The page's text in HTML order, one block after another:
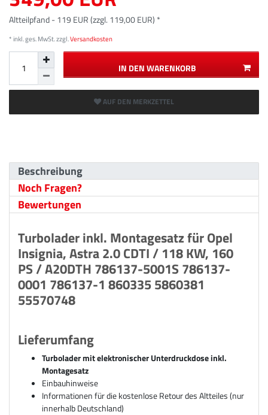
Altteilpfand - 119 EUR (zzgl. 119,00 EUR) *
* inkl. ges. MwSt. zzgl.Versandkosten
IN DEN WARENKORB
AUF DEN MERKZETTEL
Beschreibung
Noch Fragen?
Bewertungen
Turbolader inkl. Montagesatz für Opel
Insignia, Astra 2.0 CDTI / 118 KW, 160
PS / A20DTH 786137-5001S 786137-
0001 786137-1 860335 5860381
55570748
Lieferumfang
Turbolader mit elektronischer Unterdruckdose inkl.
Montagesatz
Einbauhinweise
Informationen für die kostenlose Retour des Altteiles (nur
innerhalb Deutschland)